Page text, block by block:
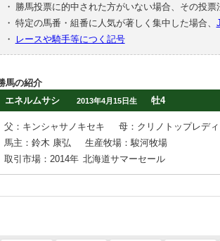
・
勝馬投票に的中された方がいない場合、その投
・ 特定の馬番・組番に人気が著しく集中した場合、
・
レースや騎手等につく記号
馬の紹介
エネルムサシ
2013年4月15日生 牡4
父：キンシャサノキセキ
母：クリノトップレディ
馬主：鈴木 康弘
生産牧場：駿河牧場
取引市場：2014年 北海道サマーセール